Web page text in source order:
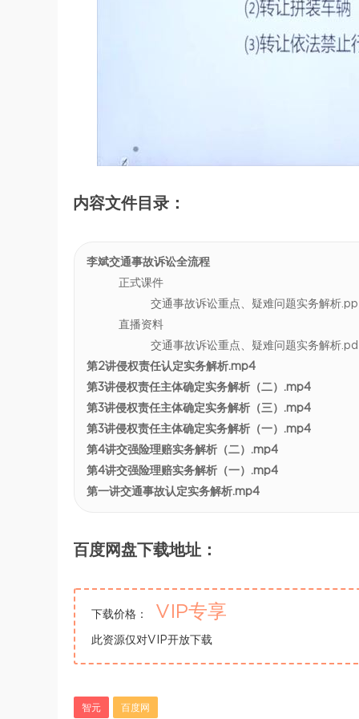
内容文件目录：
李斌交通事故诉讼全流程
正式课件
交通事故诉讼重点、疑难问题实务解析
直播资料
交通事故诉讼重点、疑难问题实务解析
第2讲侵权责任认定实务解析.mp4
第3讲侵权责任主体确定实务解析（二）.mp4
第3讲侵权责任主体确定实务解析（三）.mp4
第3讲侵权责任主体确定实务解析（一）.mp4
第4讲交强险理赔实务解析（二）.mp4
第4讲交强险理赔实务解析（一）.mp4
第一讲交通事故认定实务解析.mp4
百度网盘下载地址：
下载价格： VIP专享
此资源仅对VIP开放下载
智元 百度网